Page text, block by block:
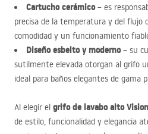
Cartucho cerámico– es
precisa de la temperatura y del flujo
comodidad y un funcionamiento
Diseño esbelto y moderno– su
sutilmente elevada otorgan al grifo
ideal para baños elegantes de gama
Al elegir el grifo de lavabo alto Vision
de estilo, funcionalidad y elegancia